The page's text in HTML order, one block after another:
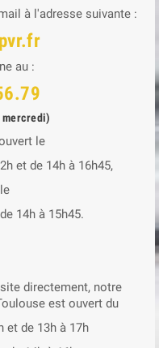
à l'adresse suivante :
au :
le
et de 14h à 16h45,
14h à 15h45.
directement, notre
est ouvert du
et de 13h à 17h